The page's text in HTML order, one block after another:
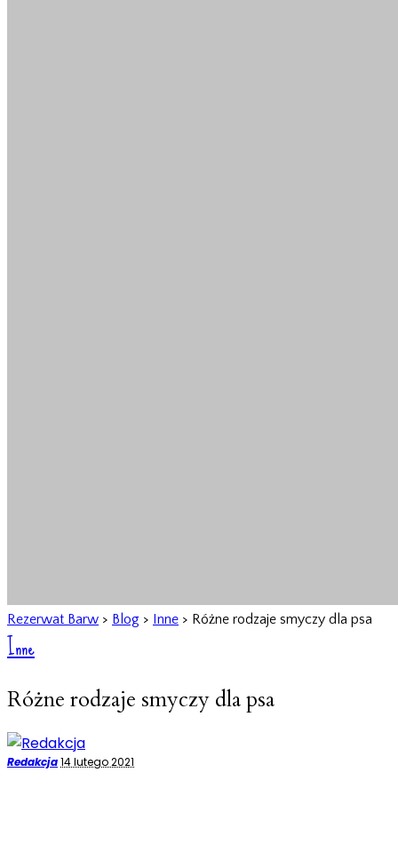
Rezerwat Barw > Blog > Inne > Różne rodzaje smyczy dla psa
Inne
Różne rodzaje smyczy dla psa
Posted
Redakcja14 lutego 2021